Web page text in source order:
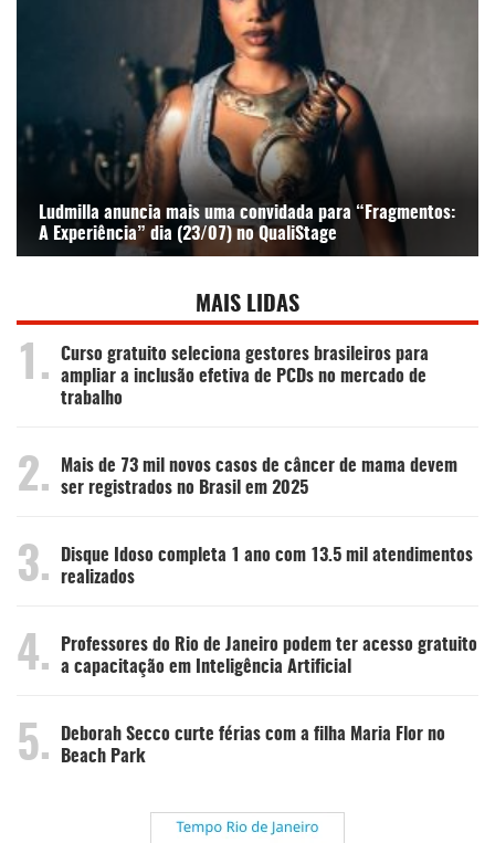
Ludmilla anuncia mais uma convidada para “Fragmentos:
A Experiência” dia (23/07) no QualiStage
MAIS LIDAS
1.
Curso gratuito seleciona gestores brasileiros para
ampliar a inclusão efetiva de PCDs no mercado de
trabalho
2.
Mais de 73 mil novos casos de câncer de mama devem
ser registrados no Brasil em 2025
3.
Disque Idoso completa 1 ano com 13.5 mil atendimentos
realizados
4.
Professores do Rio de Janeiro podem ter acesso gratuito
a capacitação em Inteligência Artificial
5.
Deborah Secco curte férias com a filha Maria Flor no
Beach Park